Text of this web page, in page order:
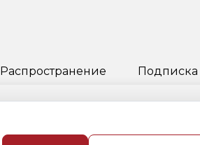
Распространение Подписка